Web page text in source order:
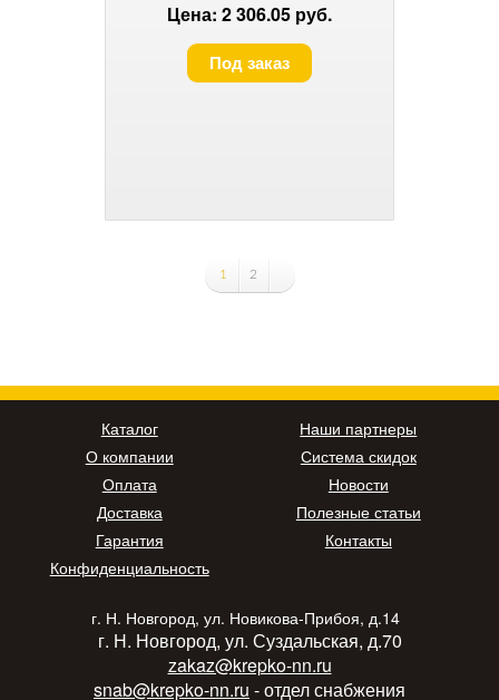
Цена: 2 306.05 руб.
Под заказ
1 2
Каталог
О компании
Оплата
Доставка
Гарантия
Конфиденциальность
Наши партнеры
Система скидок
Новости
Полезные статьи
Контакты
г. Н. Новгород, ул. Новикова-Прибоя, д.14
г. Н. Новгород, ул. Суздальская, д.70
zakaz@krepko-nn.ru
snab@krepko-nn.ru - отдел снабжения